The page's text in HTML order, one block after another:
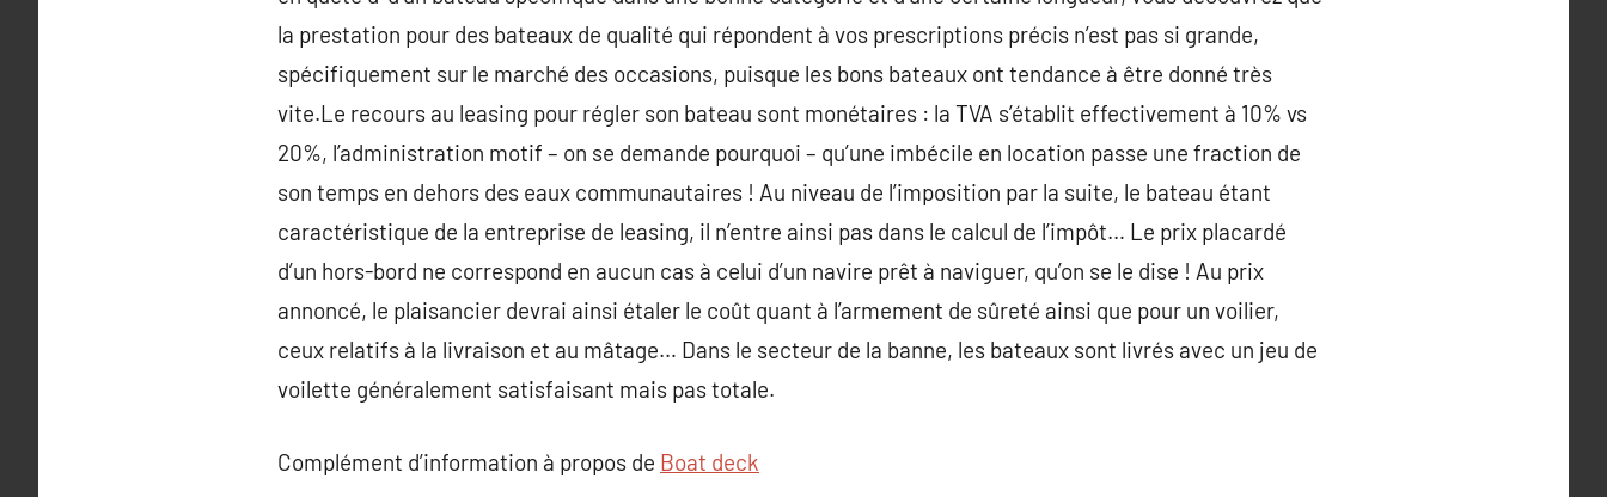
la prestation pour des bateaux de qualité qui répondent à vos prescriptions précis n’est pas si grande,
spécifiquement sur le marché des occasions, puisque les bons bateaux ont tendance à être donné très
vite.Le recours au leasing pour régler son bateau sont monétaires : la TVA s’établit effectivement à 10% vs
20%, l’administration motif – on se demande pourquoi – qu’une imbécile en location passe une fraction de
son temps en dehors des eaux communautaires ! Au niveau de l’imposition par la suite, le bateau étant
caractéristique de la entreprise de leasing, il n’entre ainsi pas dans le calcul de l’impôt… Le prix placardé
d’un hors-bord ne correspond en aucun cas à celui d’un navire prêt à naviguer, qu’on se le dise ! Au prix
annoncé, le plaisancier devrai ainsi étaler le coût quant à l’armement de sûreté ainsi que pour un voilier,
ceux relatifs à la livraison et au mâtage… Dans le secteur de la banne, les bateaux sont livrés avec un jeu de
voilette généralement satisfaisant mais pas totale.
Complément d’information à propos de Boat deck